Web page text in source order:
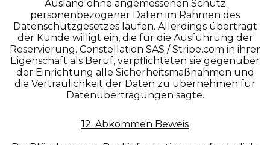
Ausland ohne angemessenen Schutz
personenbezogener Daten im Rahmen des
Datenschutzgesetzes laufen. Allerdings überträgt
der Kunde willigt ein, die für die Ausführung der
Reservierung. Constellation SAS / Stripe.com in ihrer
Eigenschaft als Beruf, verpflichteten sie gegenüber
der Einrichtung alle Sicherheitsmaßnahmen und
die Vertraulichkeit der Daten zu übernehmen für
Datenübertragungen sagte.
12. Abkommen Beweis